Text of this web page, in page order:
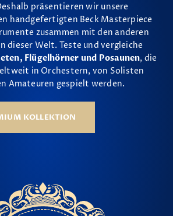
präsentieren wir unsere
handgefertigten Beck Masterpiece
zusammen mit den anderen
dieser Welt. Teste und vergleiche
Flügelhörner und Posaunen, die
in Orchestern, von Solisten
Amateuren gespielt werden.
KOLLEKTION